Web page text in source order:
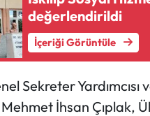
değerlendirildi
İçeriği Görüntüle
Sekreter
İhsan Çıplak,